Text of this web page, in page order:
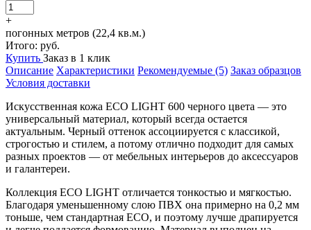
+
погонных метров (22,4 кв.м.)
Итого: руб.
Купить Заказ в 1 клик
Описание Характеристики Рекомендуемые (5) Заказ образцов
Условия доставки
Искусственная кожа ECO LIGHT 600 черного цвета — это
универсальный материал, который всегда остается
актуальным. Черный оттенок ассоциируется с классикой,
строгостью и стилем, а потому отлично подходит для самых
разных проектов — от мебельных интерьеров до аксессуаров
и галантереи.
Коллекция ECO LIGHT отличается тонкостью и мягкостью.
Благодаря уменьшенному слою ПВХ она примерно на 0,2 мм
тоньше, чем стандартная ECO, и поэтому лучше драпируется